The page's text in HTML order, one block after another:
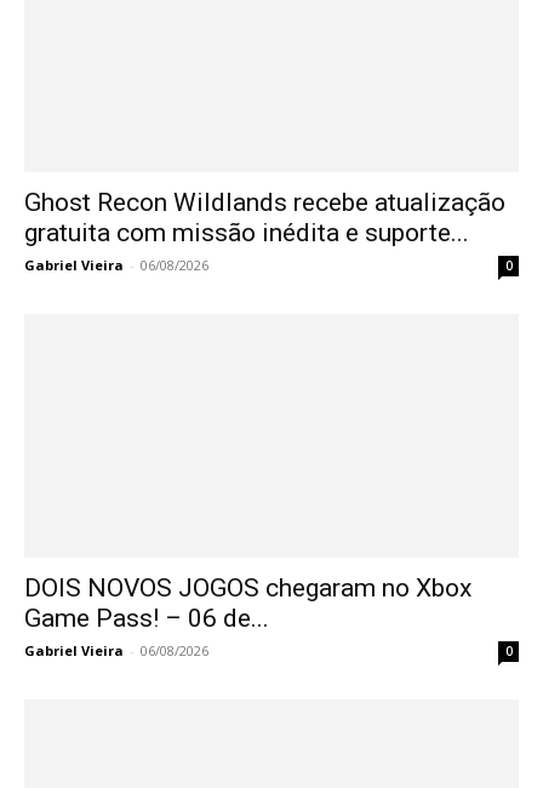
Ghost Recon Wildlands recebe atualização
gratuita com missão inédita e suporte...
Gabriel Vieira - 06/08/2026 0
DOIS NOVOS JOGOS chegaram no Xbox
Game Pass! – 06 de...
Gabriel Vieira - 06/08/2026 0